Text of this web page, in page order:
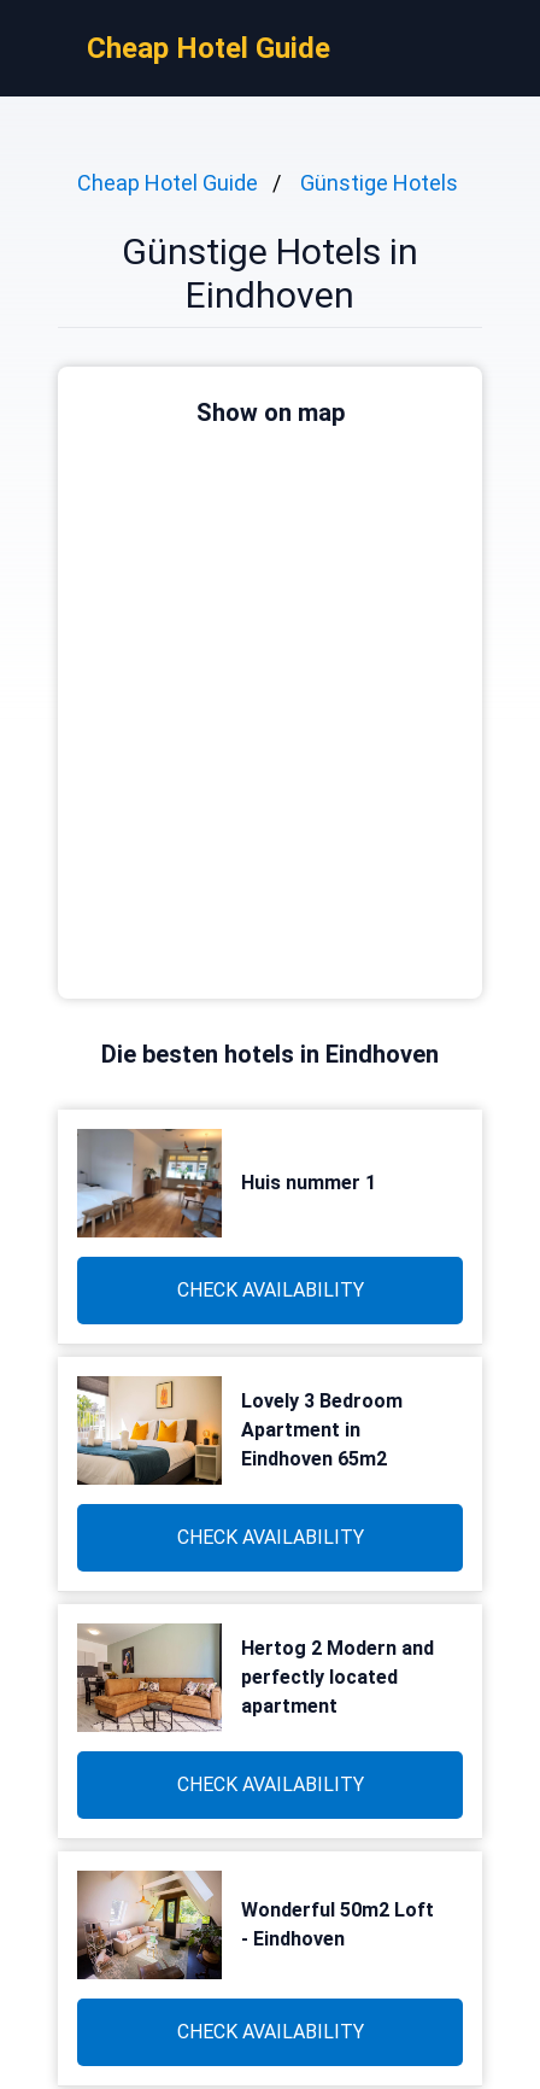
Cheap Hotel Guide
Cheap Hotel Guide Günstige Hotels
Günstige Hotels in
Eindhoven
Show on map
Die besten hotels in Eindhoven
Huis nummer 1
CHECK AVAILABILITY
Lovely 3 Bedroom
Apartment in
Eindhoven 65m2
CHECK AVAILABILITY
Hertog 2 Modern and
perfectly located
apartment
CHECK AVAILABILITY
Wonderful 50m2 Loft
- Eindhoven
CHECK AVAILABILITY